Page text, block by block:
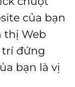
của bạn
thị Web
trí đứng
bạn là vị